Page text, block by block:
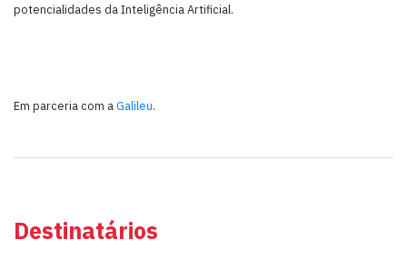
potencialidades da Inteligência Artificial.
Em parceria com aGalileu.
Destinatários